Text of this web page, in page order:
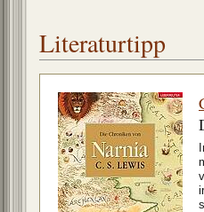
Literaturtipp